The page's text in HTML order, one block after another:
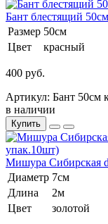
Бант блестящий
Размер 50см
Цвет
красный
400 руб.
Артикул: Бант 50см
в наличии
Купить
Мишура Сибирская
Диаметр 7см
Длина
2м
Цвет
золотой